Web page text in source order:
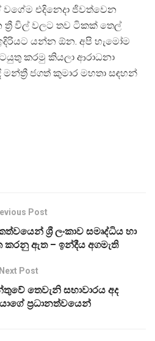
වගේම එදිනෙදා ජිවත්වෙන
විල් වලට තව ටිකක් තෙල්
යන්න ඕන. අපි හැමෝම
කරමු කියලා ආරාධනා
ජගත් කුමාර මහතා සඳහන්
Post
ශ්‍රී ලංකාව සමෘද්ධිය හා
කරනු ඇත – ඉන්දීය අගමැති
Next Post
තෙවැනි සභාවාරය අද
ප්‍රධානත්වයෙන්